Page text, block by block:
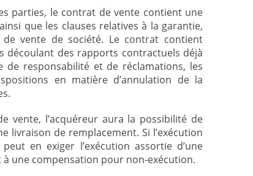
parties, le contrat de vente contient une
que les clauses relatives à la garantie,
vente de société. Le contrat contient
découlant des rapports contractuels déjà
responsabilité et de réclamations, les
en matière d’annulation de la
vente, l’acquéreur aura la possibilité de
de remplacement. Si l’exécution
en exiger l’exécution assortie d’une
une compensation pour non-exécution.